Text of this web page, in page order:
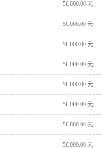
50,000.00 元
50,000.00 元
50,000.00 元
50,000.00 元
50,000.00 元
50,000.00 元
50,000.00 元
50,000.00 元